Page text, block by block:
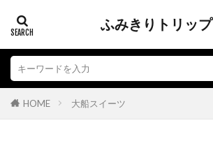
ふみきりトリップ
HOME 大船スイーツ